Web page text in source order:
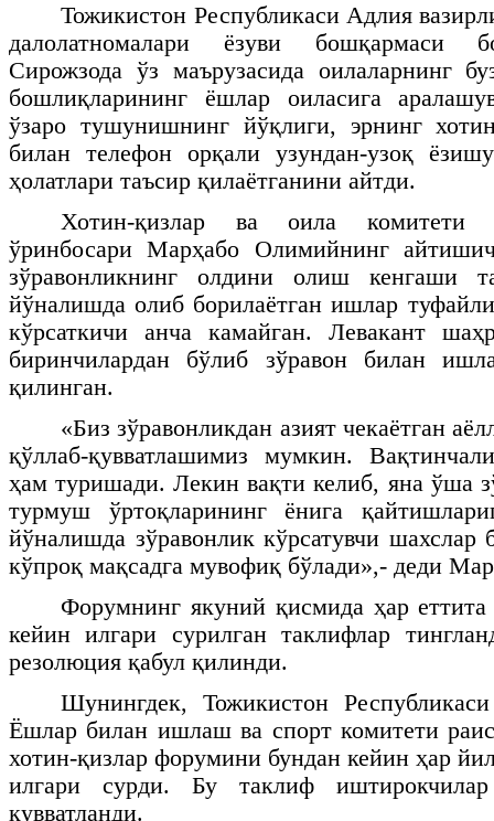
Тожикистон Республикаси Адлия
далолатномалари ёзуви бошқармаси
Сирожзода ўз маърузасида оилаларнинг
бошлиқларининг ёшлар оиласига
ўзаро тушунишнинг йўқлиги, эрнинг
билан телефон орқали узундан-узоқ
ҳолатлари таъсир қилаётганини айтди.
Хотин-қизлар ва оила комитети
ўринбосари Марҳабо Олимийнинг
зўравонликнинг олдини олиш кенгаши
йўналишда олиб борилаётган ишлар
кўрсаткичи анча камайган. Левакант
биринчилардан бўлиб зўравон билан
қилинган.
«Биз зўравонликдан азият чекаётган
қўллаб-қувватлашимиз мумкин.
ҳам туришади. Лекин вақти келиб, яна ўша
турмуш ўртоқларининг ёнига
йўналишда зўравонлик кўрсатувчи
кўпроқ мақсадга мувофиқ бўлади»,- деди
Форумнинг якуний қисмида ҳар еттита
кейин илгари сурилган таклифлар
резолюция қабул қилинди.
Шунингдек, Тожикистон
Ёшлар билан ишлаш ва спорт комитети
хотин-қизлар форумини бундан кейин ҳар
илгари сурди. Бу таклиф
қувватланди.